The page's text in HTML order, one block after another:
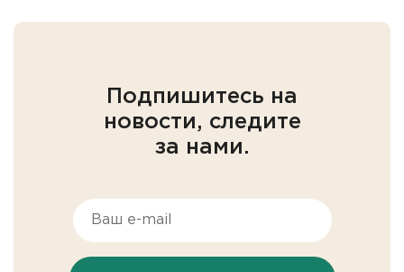
Подпишитесь на
новости, следите
за нами.